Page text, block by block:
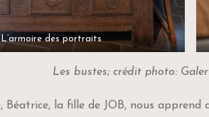
L’armoire des portraits
Les bustes; crédit photo:
Béatrice, la fille de JOB, nous